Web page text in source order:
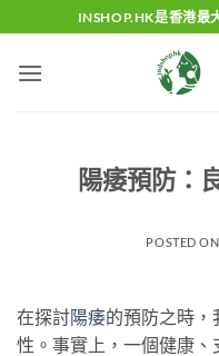
to
content
INSHOP.HK是香港最
陽痿預防：
POSTED ON
在探討陽痿的預防之時，
性。事實上，一個健康